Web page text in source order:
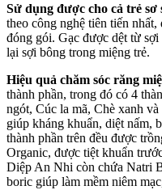
Sử dụng được cho cả trẻ sơ
theo công nghệ tiên tiến
đóng gói. Gạc được dệt từ
lại sợi bông trong miệng trẻ.
Hiệu quả chăm sóc răng
thành phần, trong đó có 4
ngót, Cúc la mã, Chè xanh
giúp kháng khuẩn, diệt nấm,
thành phần trên đều được
Organic, được tiệt khuẩn
Diệp An Nhi còn chứa Natri
boric giúp làm mềm niêm